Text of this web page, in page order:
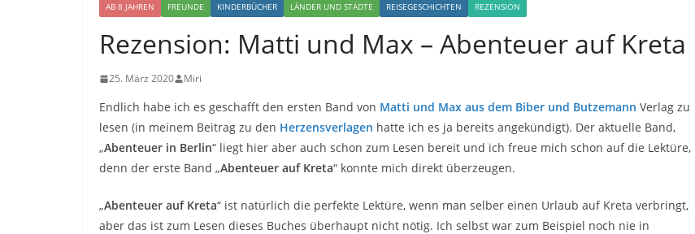
AB 8 JAHREN FREUNDE KINDERBÜCHER LÄNDER UND STÄDTE REISEGESCHICHTEN REZENSION
Rezension: Matti und Max – Abenteuer auf Kreta
25. März 2020 Miri
Endlich habe ich es geschafft den ersten Band von Matti und Max aus dem Biber und Butzemann Verlag zu
lesen (in meinem Beitrag zu den Herzensverlagen hatte ich es ja bereits angekündigt). Der aktuelle Band,
„Abenteuer in Berlin“ liegt hier aber auch schon zum Lesen bereit und ich freue mich schon auf die Lektüre,
denn der erste Band „Abenteuer auf Kreta“ konnte mich direkt überzeugen.
„Abenteuer auf Kreta“ ist natürlich die perfekte Lektüre, wenn man selber einen Urlaub auf Kreta verbringt,
aber das ist zum Lesen dieses Buches überhaupt nicht nötig. Ich selbst war zum Beispiel noch nie in